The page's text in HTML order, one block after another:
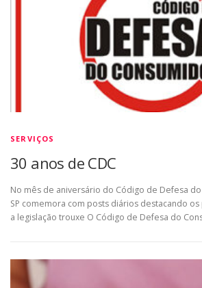
SERVIÇOS
30 anos de CDC
No mês de aniversário do Código de Defesa
SP comemora com posts diários destacando
a legislação trouxe O Código de Defesa do